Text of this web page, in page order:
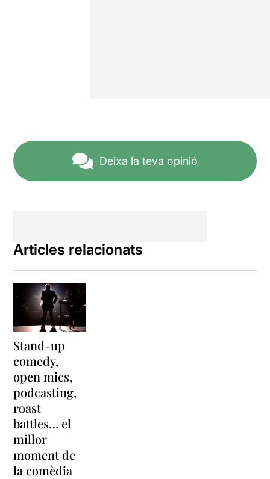
Deixa la teva opinió
Articles relacionats
Stand-up
comedy,
open mics,
podcasting,
roast
battles… el
millor
moment de
la comèdia